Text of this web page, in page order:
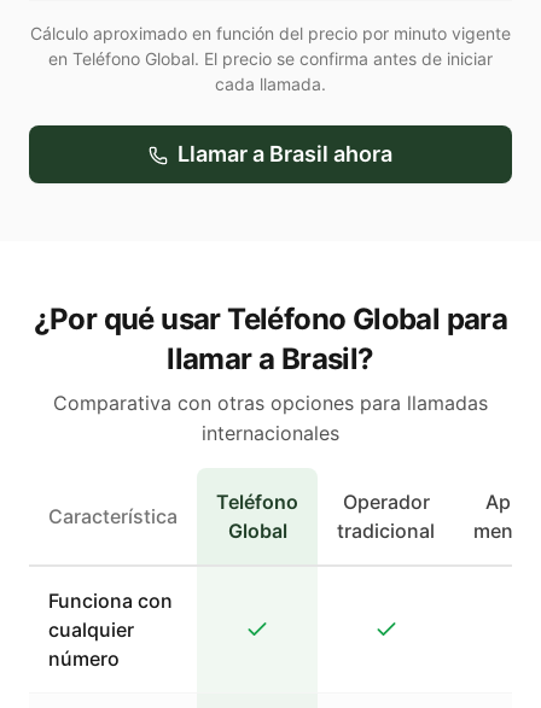
Cálculo aproximado en función del precio por minuto vigente
en Teléfono Global. El precio se confirma antes de iniciar
cada llamada.
Llamar a Brasil ahora
¿Por qué usar Teléfono Global para
llamar a Brasil?
Comparativa con otras opciones para llamadas
internacionales
Característica
Teléfono
Global
Operador
tradicional
Apps
Funciona con
cualquier
número